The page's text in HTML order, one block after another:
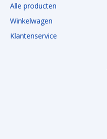
Alle producten
Winkelwagen
Klantenservice